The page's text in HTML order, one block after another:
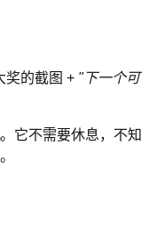
奖的截图 + "下一个可
。它不需要休息，不知